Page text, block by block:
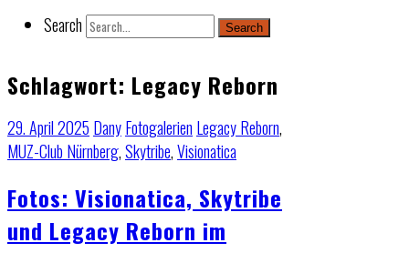
Search Search
Schlagwort: Legacy Reborn
29. April 2025 DanyFotogalerien Legacy Reborn,
MUZ-Club Nürnberg,Skytribe,Visionatica
Fotos: Visionatica, Skytribe
und Legacy Reborn im